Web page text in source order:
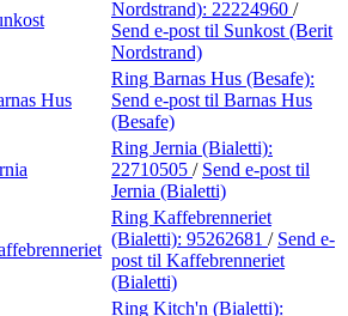
Nordstrand): 22224960 /
Send e-post til Sunkost (Berit
Nordstrand)
Hus
Ring Barnas Hus (Besafe):
Send e-post til Barnas Hus
(Besafe)
Ring Jernia (Bialetti):
22710505 / Send e-post til
Jernia (Bialetti)
Ring Kaffebrenneriet
(Bialetti): 95262681 / Send e-
post til Kaffebrenneriet
(Bialetti)
Ring Kitch'n (Bialetti):